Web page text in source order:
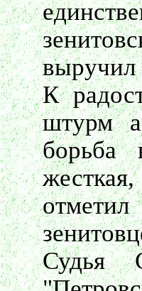
К
штурм
борьба
Судья